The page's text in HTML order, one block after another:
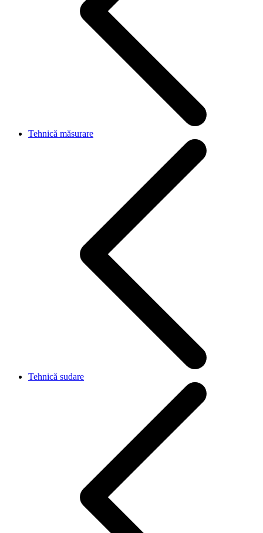
Tehnică măsurare
Tehnică sudare